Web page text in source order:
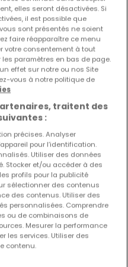
et baisses de prix en
!
pour recevoir les
de prix dans
email !
alerte
pour plus
en location
elles seront désactivées. Si
il est possible que
sont présentés ne soient
faire réapparaître ce menu
votre consentement à tout
paramètres en bas de page.
effet sur notre ou nos Site
vous à notre politique de
traitent des
:
précises. Analyser
pour l’identification.
Utiliser des données
Stocker et/ou accéder à des
profils pour la publicité
sélectionner des contenus
des contenus. Utiliser des
personnalisées. Comprendre
ou de combinaisons de
Mesurer la performance
les services. Utiliser des
contenu.